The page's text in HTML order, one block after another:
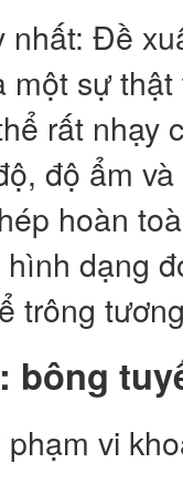
nhất: Đề
một sự
rất nhạy
độ ẩm
hoàn
dạng
trông
bông
vi